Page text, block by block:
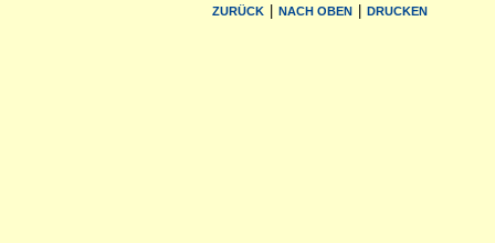
ZURÜCK | NACH OBEN | DRUCKEN